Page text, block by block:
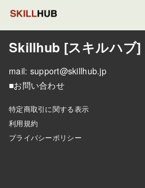
Skillhub [スキルハブ]
mail: support@skillhub.jp
■お問い合わせ
特定商取引に関する表示
利用規約
プライバシーポリシー